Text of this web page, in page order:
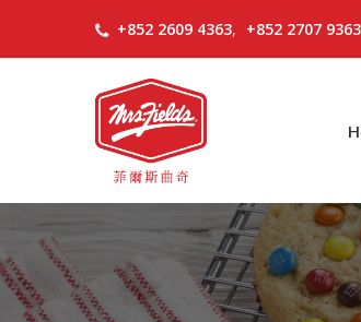
+852 2609 4363, +852 2707 9363